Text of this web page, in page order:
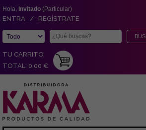
Hola, Invitado (Particular)
ENTRA / REGÍSTRATE
TU CARRITO
TOTAL: 0,00 €